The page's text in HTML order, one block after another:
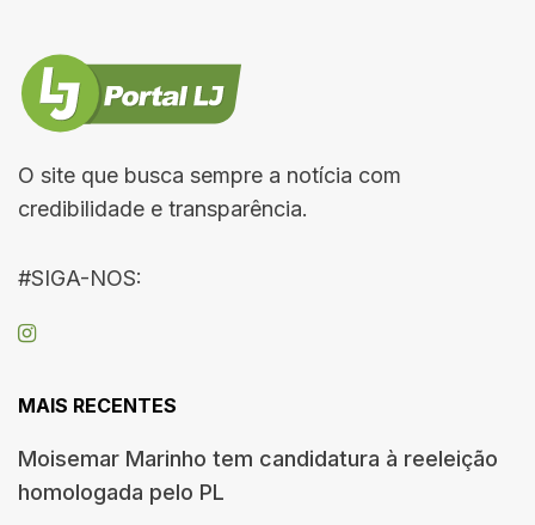
O site que busca sempre a notícia com
credibilidade e transparência.
#SIGA-NOS:
MAIS RECENTES
Moisemar Marinho tem candidatura à reeleição
homologada pelo PL